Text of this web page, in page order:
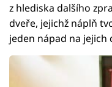
z hlediska dalšího
dveře, jejichž náplň
jeden nápad na jejich